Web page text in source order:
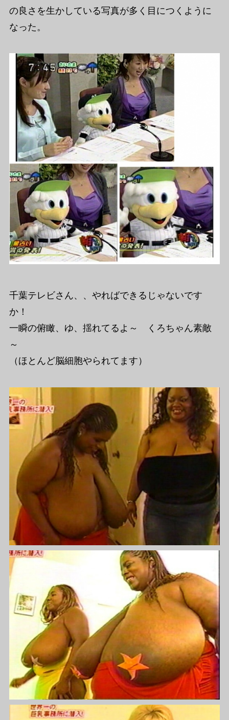
の良さを生かしている写真が多く目につくように
なった。
千葉テレビさん、、やればできるじゃないです
か！
一瞬の俯瞰、ゆ、揺れてるよ～ くろちゃん素敵
～
（ほとんど脳細胞やられてます）